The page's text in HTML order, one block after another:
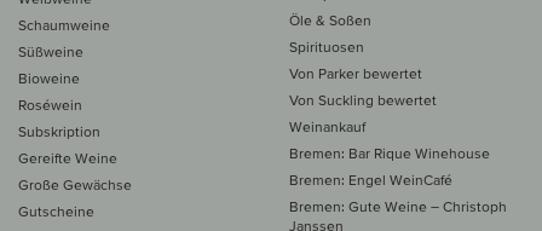
Schaumweine
Süßweine
Bioweine
Roséwein
Subskription
Gereifte Weine
Große Gewächse
Gutscheine
Öle & Soßen
Spirituosen
Von Parker bewertet
Von Suckling bewertet
Weinankauf
Bremen: Bar Rique Winehouse
Bremen: Engel WeinCafé
Bremen: Gute Weine – Christoph
Janssen